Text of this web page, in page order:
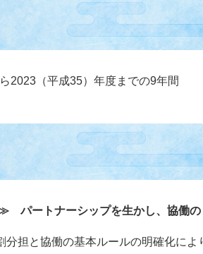
2023（平成35）年度までの9年間
パートナーシップを生かし、協働の
担と協働の基本ルールの明確化によ